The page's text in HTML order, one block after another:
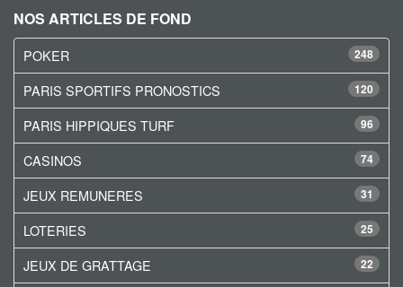
NOS ARTICLES DE FOND
248
POKER
120
PARIS SPORTIFS PRONOSTICS
96
PARIS HIPPIQUES TURF
74
CASINOS
31
JEUX REMUNERES
25
LOTERIES
22
JEUX DE GRATTAGE